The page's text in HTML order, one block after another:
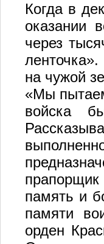
Когда в
оказании
через
на чужой
«Мы
войска
память и
памяти
орден